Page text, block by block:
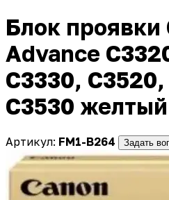
Блок проявки
Advance
C3330,
C3530
Артикул: FM1-B264 Задать